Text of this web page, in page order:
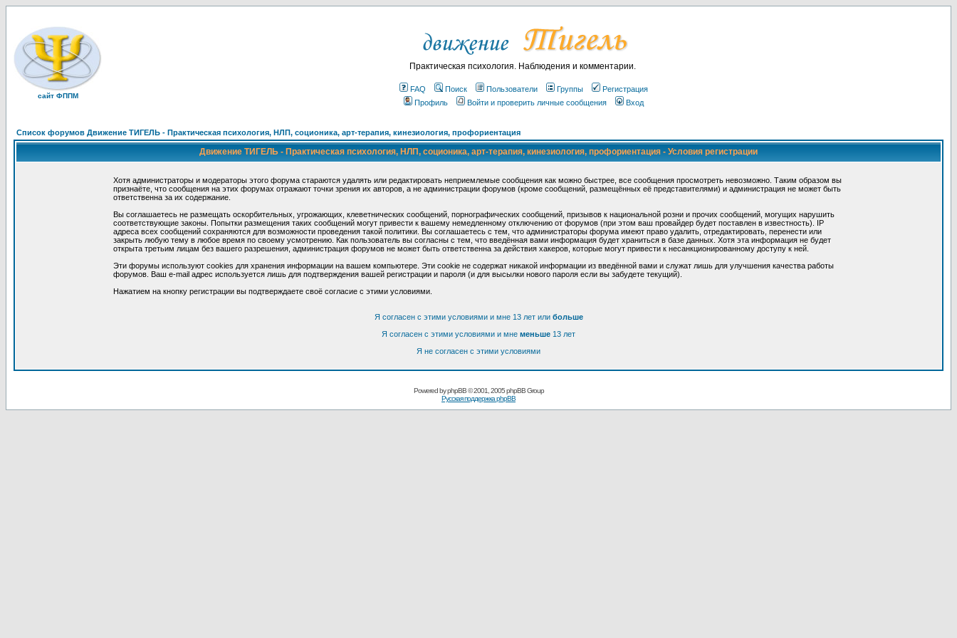
сайт ФППМ
Практическая психология. Наблюдения и комментарии.
FAQ Поиск Пользователи Группы
Регистрация
Профиль
Войти и проверить личные сообщения Вход
Список форумов Движение ТИГЕЛЬ - Практическая психология, НЛП, соционика, арт-терапия, кинезиология, профориентация
Движение ТИГЕЛЬ - Практическая психология, НЛП, соционика, арт-терапия, кинезиология, профориентация - Условия регистрации
Хотя администраторы и модераторы этого форума стараются удалять или редактировать неприемлемые сообщения как можно быстрее, все сообщения просмотреть невозможно. Таким образом вы
признаёте, что сообщения на этих форумах отражают точки зрения их авторов, а не администрации форумов (кроме сообщений, размещённых её представителями) и администрация не может быть
ответственна за их содержание.
Вы соглашаетесь не размещать оскорбительных, угрожающих, клеветнических сообщений, порнографических сообщений, призывов к национальной розни и прочих сообщений, могущих нарушить
соответствующие законы. Попытки размещения таких сообщений могут привести к вашему немедленному отключению от форумов (при этом ваш провайдер будет поставлен в известность). IP
адреса всех сообщений сохраняются для возможности проведения такой политики. Вы соглашаетесь с тем, что администраторы форума имеют право удалить, отредактировать, перенести или
закрыть любую тему в любое время по своему усмотрению. Как пользователь вы согласны с тем, что введённая вами информация будет храниться в базе данных. Хотя эта информация не будет
открыта третьим лицам без вашего разрешения, администрация форумов не может быть ответственна за действия хакеров, которые могут привести к несанкционированному доступу к ней.
Эти форумы используют cookies для хранения информации на вашем компьютере. Эти cookie не содержат никакой информации из введённой вами и служат лишь для улучшения качества работы
форумов. Ваш e-mail адрес используется лишь для подтверждения вашей регистрации и пароля (и для высылки нового пароля если вы забудете текущий).
Нажатием на кнопку регистрации вы подтверждаете своё согласие с этими условиями.
Я согласен с этими условиями и мне 13 лет или больше
Я согласен с этими условиями и мне меньше 13 лет
Я не согласен с этими условиями
Powered byphpBB© 2001, 2005 phpBB Group
Русская поддержка phpBB